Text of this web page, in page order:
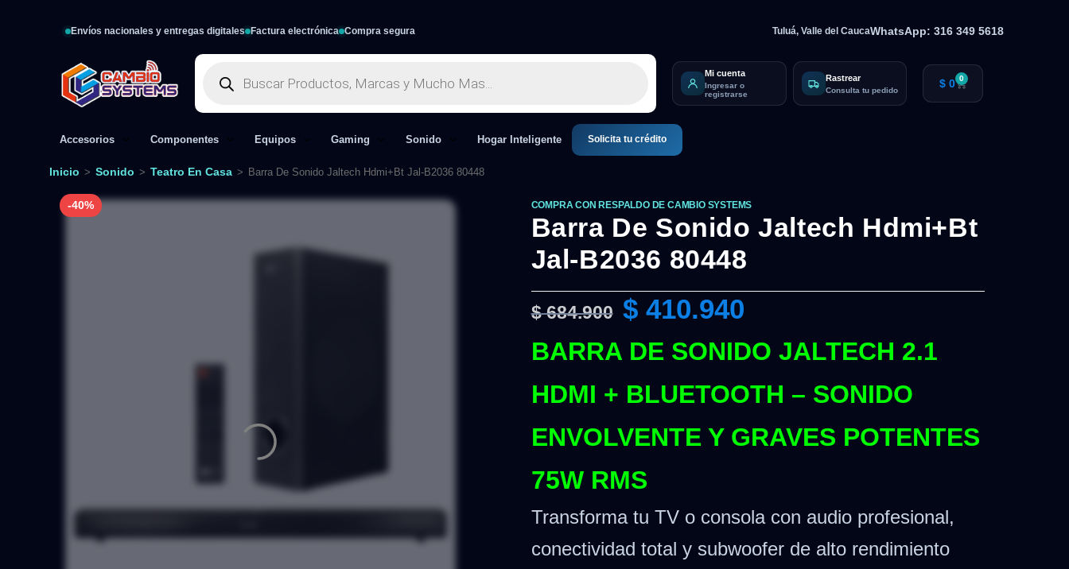
Envíos nacionales y entregas digitales Factura electrónica Compra segura Tuluá, Valle del CaucaWhatsApp: 316 349 5618
Mi cuenta
Ingresar o
registrarse
Rastrear
Consulta tu pedido $ 0 0
Accesorios Componentes Equipos Gaming Sonido Hogar Inteligente Solicita tu crédito
Inicio > Sonido > Teatro En Casa > Barra De Sonido Jaltech Hdmi+Bt Jal-B2036 80448
-40% COMPRA CON RESPALDO DE CAMBIO SYSTEMS
Barra De Sonido Jaltech Hdmi+Bt
Jal-B2036 80448
$684.900 $410.940
BARRA DE SONIDO JALTECH 2.1
HDMI + BLUETOOTH – SONIDO
ENVOLVENTE Y GRAVES POTENTES
75W RMS
Transforma tu TV o consola con audio profesional,
conectividad total y subwoofer de alto rendimiento